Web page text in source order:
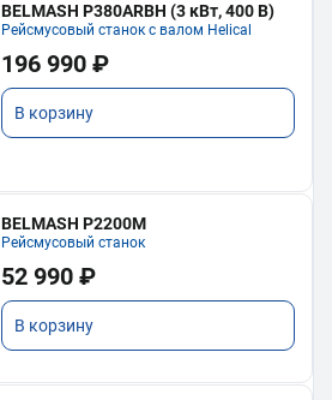
BELMASH P380ARBH (3 кВт, 400 В)
Рейсмусовый станок с валом Helical
196 990 ₽
В корзину
BELMASH P2200M
Рейсмусовый станок
52 990 ₽
В корзину